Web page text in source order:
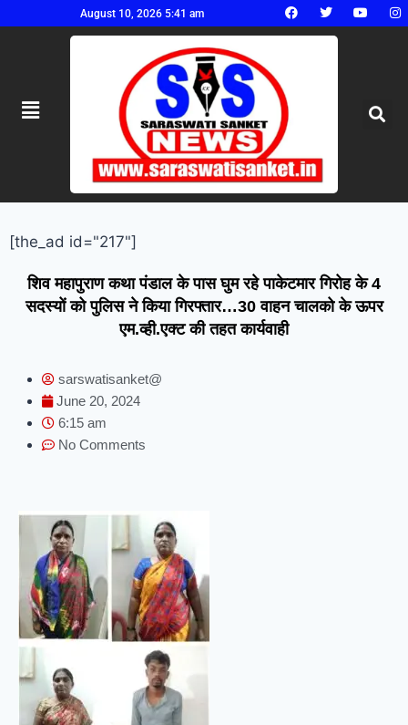
August 10, 2026 5:41 am
[the_ad id="217"]
शिव महापुराण कथा पंडाल के पास घुम रहे पाकेटमार गिरोह के 4
सदस्यों को पुलिस ने किया गिरफ्तार…30 वाहन चालको के ऊपर
एम.व्ही.एक्ट की तहत कार्यवाही
sarswatisanket@
June 20, 2024
6:15 am
No Comments